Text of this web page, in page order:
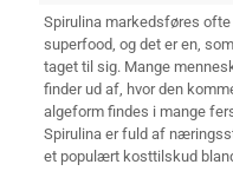
Spirulina markedsføres
superfood, og det er en,
taget til sig. Mange
finder ud af, hvor den
algeform findes i mange
Spirulina er fuld af
et populært kosttilskud